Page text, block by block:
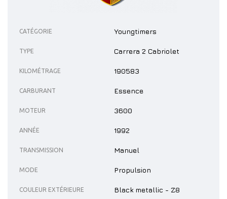
CATÉGORIE Youngtimers
TYPE Carrera 2 Cabriolet
KILOMÉTRAGE 190583
CARBURANT Essence
MOTEUR 3600
ANNÉE 1992
TRANSMISSION Manuel
MODE Propulsion
COULEUR EXTÉRIEURE Black metallic - Z8